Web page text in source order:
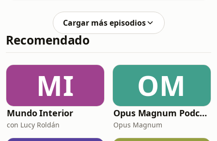
análisis de todo esto.
Cargar más episodios
Recomendado
MI
Mundo Interior
con Lucy Roldán
OM
Opus Magnum Podcast
Opus Magnum